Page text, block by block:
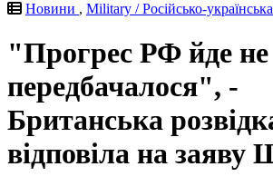
Новини , Military / Російсько-
"Прогрес РФ йде не
передбачалося", -
Британська
відповіла на заяву